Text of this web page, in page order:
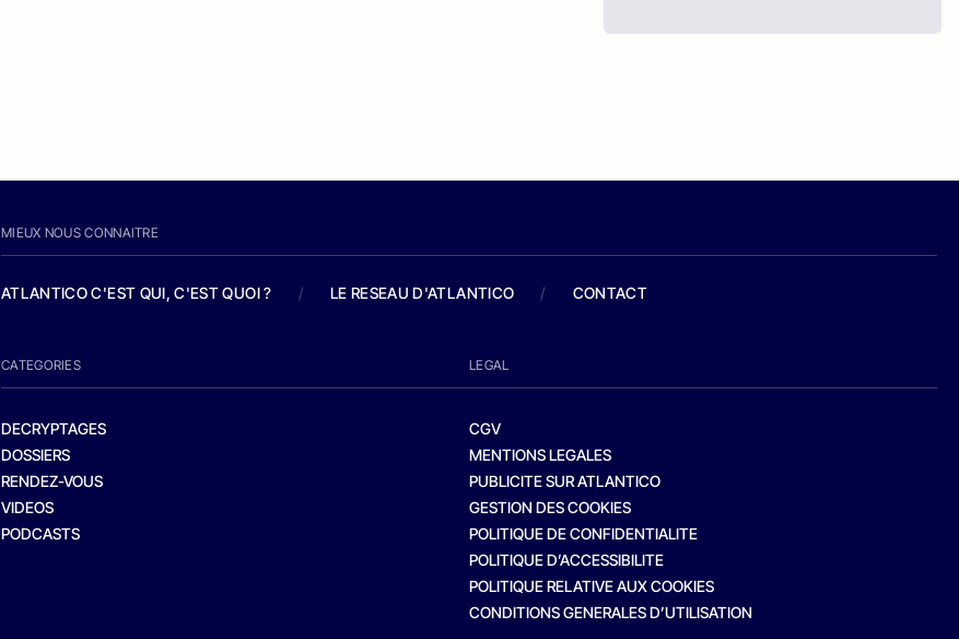
MIEUX NOUS CONNAITRE
ATLANTICO C'EST QUI, C'EST QUOI ? / LE RESEAU D'ATLANTICO / CONTACT
CATEGORIES
DECRYPTAGES
DOSSIERS
RENDEZ-VOUS
VIDEOS
PODCASTS
LEGAL
CGV
MENTIONS LEGALES
PUBLICITE SUR ATLANTICO
GESTION DES COOKIES
POLITIQUE DE CONFIDENTIALITE
POLITIQUE D’ACCESSIBILITE
POLITIQUE RELATIVE AUX COOKIES
CONDITIONS GENERALES D’UTILISATION